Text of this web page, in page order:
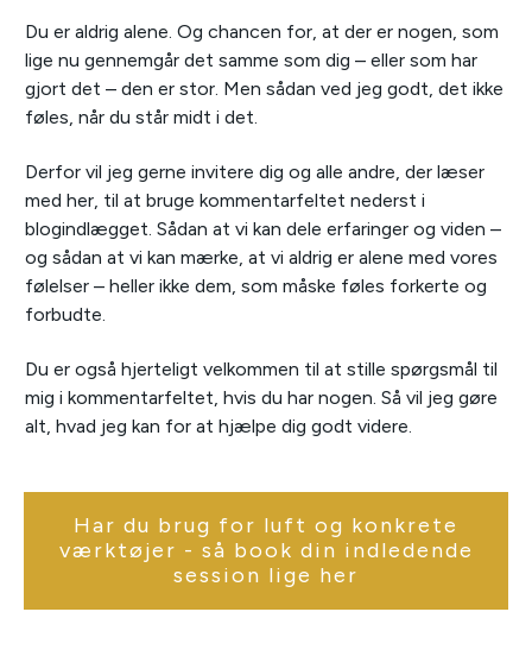
Du er aldrig alene. Og chancen for, at der er nogen, som
lige nu gennemgår det samme som dig – eller som har
gjort det – den er stor. Men sådan ved jeg godt, det ikke
føles, når du står midt i det.
Derfor vil jeg gerne invitere dig og alle andre, der læser
med her, til at bruge kommentarfeltet nederst i
blogindlægget. Sådan at vi kan dele erfaringer og viden –
og sådan at vi kan mærke, at vi aldrig er alene med vores
følelser – heller ikke dem, som måske føles forkerte og
forbudte.
Du er også hjerteligt velkommen til at stille spørgsmål til
mig i kommentarfeltet, hvis du har nogen. Så vil jeg gøre
alt, hvad jeg kan for at hjælpe dig godt videre.
Har du brug for luft og konkrete
værktøjer - så book din indledende
session lige her